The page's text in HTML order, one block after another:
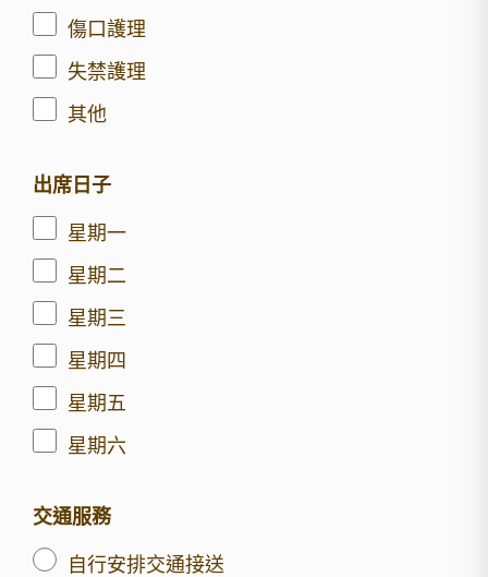
傷口護理
失禁護理
其他
出席日子
星期一
星期二
星期三
星期四
星期五
星期六
交通服務
自行安排交通接送